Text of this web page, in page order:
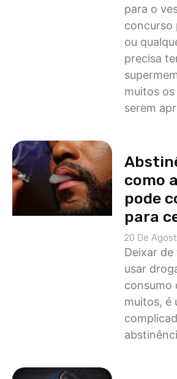
para o
concurso
ou
precisa
muitos
serem
como
pode
para
20 De
Deixar
usar
consumo
muitos, é